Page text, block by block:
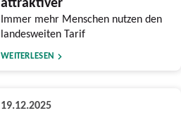
Immer mehr Menschen nutzen den
landesweiten Tarif
WEITERLESEN
19.12.2025